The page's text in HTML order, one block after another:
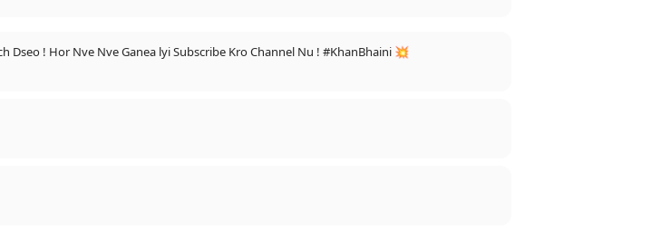
Dseo ! Hor Nve Nve Ganea lyi Subscribe Kro Channel Nu ! #KhanBhaini 💥